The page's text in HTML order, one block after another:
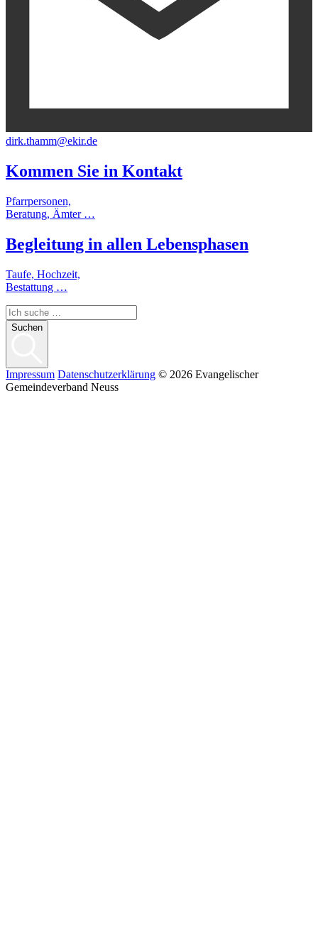
dirk.thamm@ekir.de
Kommen Sie in Kontakt
Pfarrpersonen,
Beratung, Ämter …
Begleitung in allen Lebensphasen
Taufe, Hochzeit,
Bestattung …
Suchen
Impressum Datenschutzerklärung © 2026 Evangelischer
Gemeindeverband Neuss